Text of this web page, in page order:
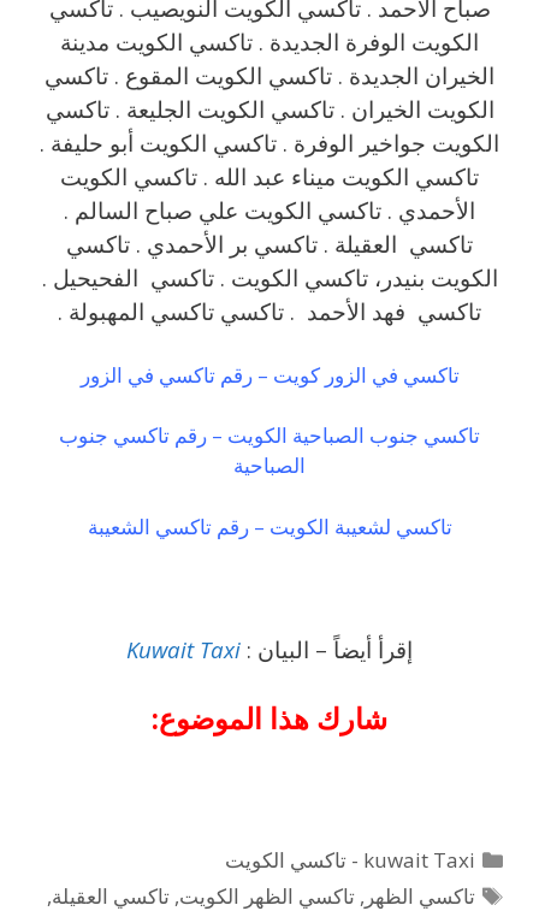
صباح الأحمد . تاكسي الكويت النويصيب . تاكسي
الكويت الوفرة الجديدة . تاكسي الكويت مدينة
الخيران الجديدة . تاكسي الكويت المقوع . تاكسي
الكويت الخيران . تاكسي الكويت الجليعة . تاكسي
الكويت جواخير الوفرة . تاكسي الكويت أبو حليفة .
تاكسي الكويت ميناء عبد الله . تاكسي الكويت
الأحمدي . تاكسي الكويت علي صباح السالم .
تاكسي العقيلة . تاكسي بر الأحمدي . تاكسي
الكويت بنيدر، تاكسي الكويت . تاكسي الفحيحيل .
تاكسي فهد الأحمد . تاكسي تاكسي المهبولة .
تاكسي في الزور كويت – رقم تاكسي في الزور
تاكسي جنوب الصباحية الكويت – رقم تاكسي جنوب
الصباحية
تاكسي لشعيبة الكويت – رقم تاكسي الشعيبة
إقرأ أيضاً – البيان : Kuwait Taxi
شارك هذا الموضوع:
التصنيفات
kuwait Taxi - تاكسي الكويت
الوسوم
تاكسي الظهر ,تاكسي الظهر الكويت,تاكسي العقيلة,